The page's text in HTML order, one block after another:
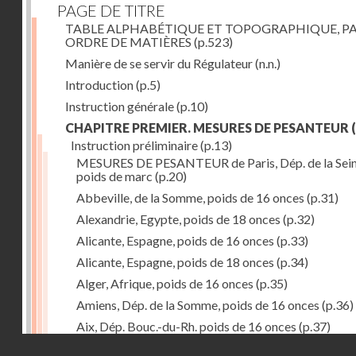
PAGE DE TITRE
TABLE ALPHABÉTIQUE ET TOPOGRAPHIQUE,
ORDRE DE MATIÈRES (p.523)
Manière de se servir du Régulateur(n.n.)
Introduction(p.5)
Instruction générale(p.10)
CHAPITRE PREMIER. MESURES DE PESANTEUR
Instruction préliminaire(p.13)
MESURES DE PESANTEUR de Paris, Dép. de la
poids de marc (p.20)
Abbeville, de la Somme, poids de 16 onces (p.31)
Alexandrie, Egypte, poids de 18 onces (p.32)
Alicante, Espagne, poids de 16 onces (p.33)
Alicante, Espagne, poids de 18 onces (p.34)
Alger, Afrique, poids de 16 onces (p.35)
Amiens, Dép. de la Somme, poids de 16 onces (p.36)
Aix, Dép. Bouc.-du-Rh. poids de 16 onces (p.37)